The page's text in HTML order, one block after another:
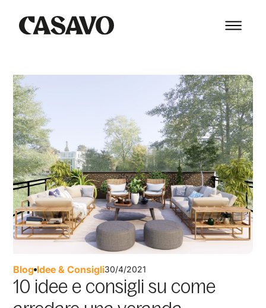
Blog Idee & Consigli30/4/2021
10 idee e consigli su come